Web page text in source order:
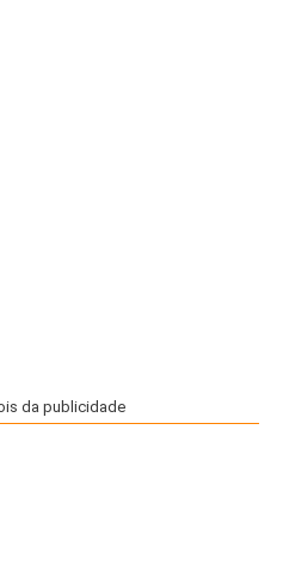
da publicidade